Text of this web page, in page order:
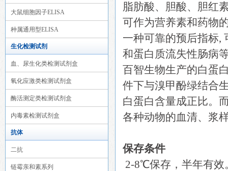
大鼠细胞因子ELISA
种属通用型ELISA
生化检测试剂
血、尿生化类检测试剂盒
氧化应激类检测试剂盒
酶活测定类检测试剂盒
内毒素检测试剂盒
抗体
二抗
链霉亲和素系列
脂肪酸、胆酸、胆红
可作为营养素和药物
一种可靠的预后指标,
和蛋白质流失性肠病
百智生物生产的白蛋
件下与溴甲酚绿结合
白蛋白含量成正比。
各种动物的血清、浆
保存条件
2-8℃保存，半年有效